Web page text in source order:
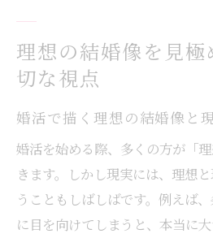
理想の結婚像を見極
切な視点
婚活で描く理想の結婚像と
婚活を始める際、多くの方が「
きます。しかし現実には、理想
うこともしばしばです。例えば
に目を向けてしまうと、本当に